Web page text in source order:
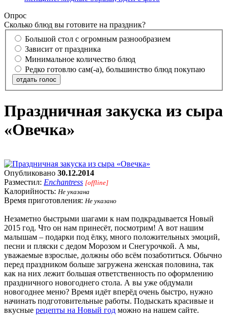
Опрос
Сколько блюд вы готовите на праздник?
Большой стол с огромным разнообразием
Зависит от праздника
Минимальное количество блюд
Редко готовлю сам(-а), большинство блюд покупаю
отдать голос
Праздничная закуска из сыра
«Овечка»
Опубликовано 30.12.2014
Разместил: Enchantress [offline]
Калорийность: Не указана
Время приготовления: Не указано
Незаметно быстрыми шагами к нам подкрадывается Новый
2015 год. Что он нам принесёт, посмотрим! А вот нашим
малышам – подарки под ёлку, много положительных эмоций,
песни и пляски с дедом Морозом и Снегурочкой. А мы,
уважаемые взрослые, должны обо всём позаботиться. Обычно
перед праздником больше загружена женская половина, так
как на них лежит большая ответственность по оформлению
праздничного новогоднего стола. А вы уже обдумали
новогоднее меню? Время идёт вперёд очень быстро, нужно
начинать подготовительные работы. Подыскать красивые и
вкусные рецепты на Новый год можно на нашем сайте.